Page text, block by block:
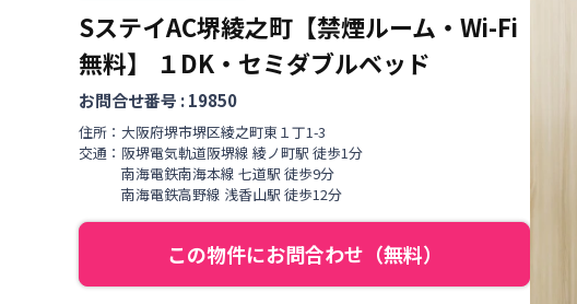
SステイAC堺綾之町【禁煙ルーム・Wi-Fi
無料】
１DK・セミダブルベッド
お問合せ番号 :19850
住所： 大阪府堺市堺区綾之町東 １丁1-3
交通： 阪堺電気軌道阪堺線 綾ノ町駅 徒歩1分
南海電鉄南海本線 七道駅 徒歩9分
南海電鉄高野線 浅香山駅 徒歩12分
この物件にお問合わせ（無料）